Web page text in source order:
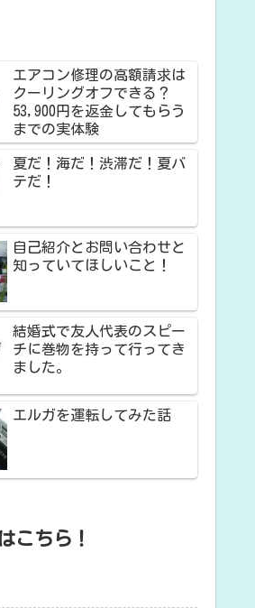
エアコン修理の高額請求は
クーリングオフできる？
53,900円を返金してもらう
までの実体験
夏だ！海だ！渋滞だ！夏バ
テだ！
自己紹介とお問い合わせと
知っていてほしいこと！
結婚式で友人代表のスピー
チに巻物を持って行ってき
ました。
エルガを運転してみた話
こちら！